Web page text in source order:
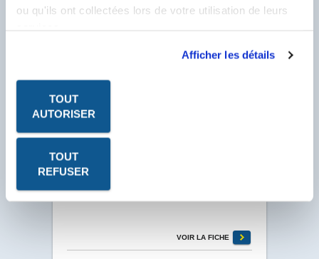
ou qu'ils ont collectées lors de votre utilisation de leurs
Afficher les détails
TOUT
AUTORISER
TOUT
REFUSER
GLASNET Liquide concentré permettant le
HP CLEAN
HP CLEAN Liquide concentré permettant le
nettoyage des façades, murs, terrasses, etc.
VOIR LA FICHE